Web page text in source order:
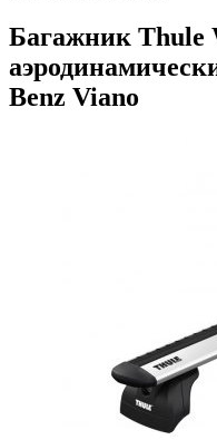
Багажник Thule
Benz Viano